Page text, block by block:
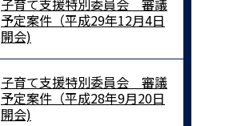
子育て支援特別委員会 審議
予定案件（平成29年12月4日
開会)
子育て支援特別委員会 審議
予定案件（平成28年9月20日
開会)